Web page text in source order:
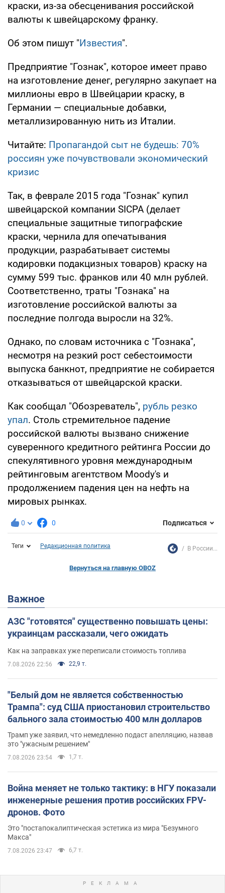
краски, из-за обесценивания российской
валюты к швейцарскому франку.
Об этом пишут "Известия".
Предприятие "Гознак", которое имеет право
на изготовление денег, регулярно закупает на
миллионы евро в Швейцарии краску, в
Германии — специальные добавки,
металлизированную нить из Италии.
Читайте: Пропагандой сыт не будешь: 70%
россиян уже почувствовали экономический
кризис
Так, в феврале 2015 года "Гознак" купил
швейцарской компании SICPA (делает
специальные защитные типографские
краски, чернила для опечатывания
продукции, разрабатывает системы
кодировки подакцизных товаров) краску на
сумму 599 тыс. франков или 40 млн рублей.
Соответственно, траты "Гознака" на
изготовление российской валюты за
последние полгода выросли на 32%.
Однако, по словам источника с "Гознака",
несмотря на резкий рост себестоимости
выпуска банкнот, предприятие не собирается
отказываться от швейцарской краски.
Как сообщал "Обозреватель", рубль резко
упал. Столь стремительное падение
российской валюты вызвано снижение
суверенного кредитного рейтинга России до
спекулятивного уровня международным
рейтинговым агентством Moody's и
продолжением падения цен на нефть на
мировых рынках.
0 0 Подписаться
Теги Редакционная политика В России...
Вернуться на главную OBOZ
Важное
АЗС "готовятся" существенно повышать цены:
украинцам рассказали, чего ожидать
Как на заправках уже переписали стоимость топлива
7.08.2026 22:56 22,9 т.
"Белый дом не является собственностью
Трампа": суд США приостановил строительство
бального зала стоимостью 400 млн долларов
Трамп уже заявил, что немедленно подаст апелляцию, назвав
это "ужасным решением"
7.08.2026 23:54 1,7 т.
Война меняет не только тактику: в НГУ показали
инженерные решения против российских FPV-
дронов. Фото
Это "постапокалиптическая эстетика из мира "Безумного
Макса"
7.08.2026 23:47 6,7 т.